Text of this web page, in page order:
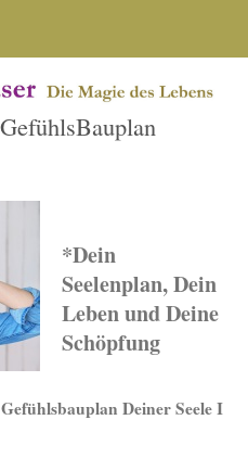
*Dein
Seelenplan, Dein
Leben und Deine
Schöpfung
Deiner Seele I